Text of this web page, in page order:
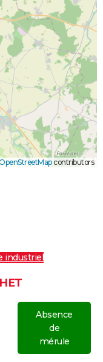
contributors
industriel
Absence
de
mérule